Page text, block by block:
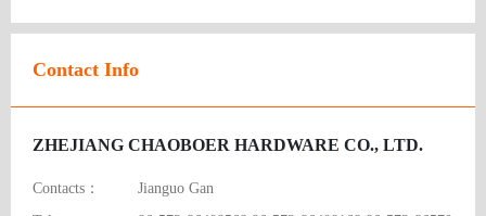
Contact Info
ZHEJIANG CHAOBOER HARDWARE CO., LTD.
Contacts：
Jianguo Gan